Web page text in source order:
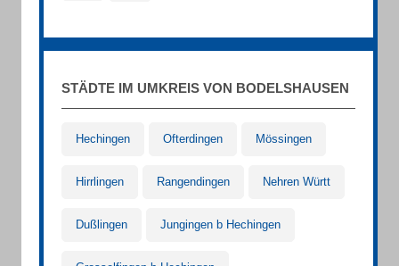
STÄDTE IM UMKREIS VON BODELSHAUSEN
Hechingen Ofterdingen Mössingen
Hirrlingen Rangendingen Nehren Württ
Dußlingen Jungingen b Hechingen